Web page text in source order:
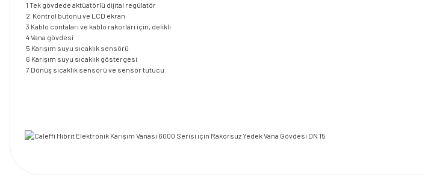
1 Tek gövdede aktüatörlü dijital regülatör
2 Kontrol butonu ve LCD ekran
3 Kablo contaları ve kablo rakorları için, delikli
4 Vana gövdesi
5 Karışım suyu sıcaklık sensörü
6 Karışım suyu sıcaklık göstergesi
7 Dönüş sıcaklık sensörü ve sensör tutucu